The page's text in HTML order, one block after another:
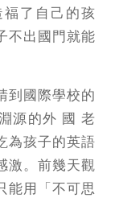
了自己的孩
不出國門就能
到國際學校的
源的外 國 老
為孩子的英語
激。前幾天觀
能用「不可思